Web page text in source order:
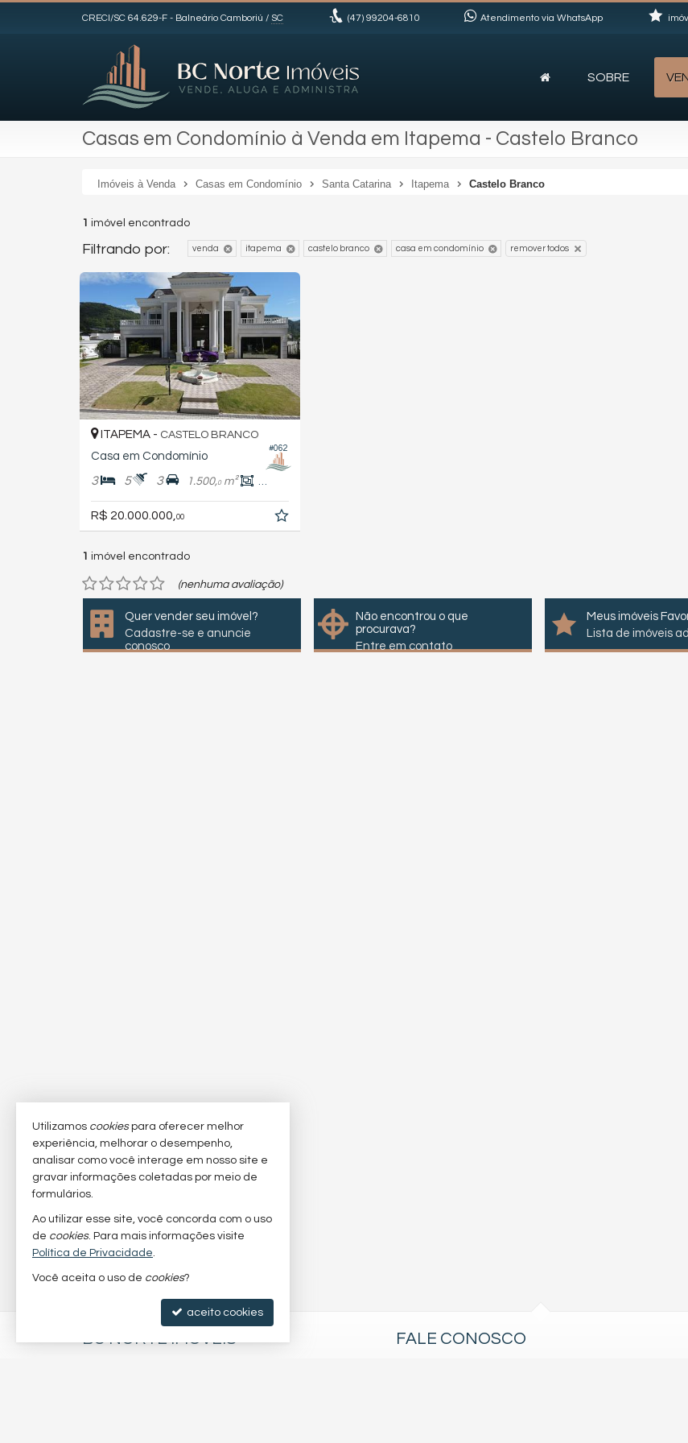
CRECI/SC 64.629-F - Balneário Camboriú / SC (47) 99204-6810 Atendimento via WhatsApp
SOBRE
Casas em Condomínio à Venda em Itapema - Castelo Branco
Imóveis à Venda Casas em Condomínio Santa Catarina Itapema Castelo Branco
1 imóvel encontrado
Filtrando por: venda itapema castelo branco casa em condomínio remover todos
#062
ITAPEMA - CASTELO BRANCO
Casa em Condomínio
3 5 3 1.500,0m² 700,
R$ 20.000.000, 00
1 imóvel encontrado
(nenhuma avaliação)
Quer vender seu imóvel?
Cadastre-se e anuncie
conosco
Não encontrou o que
procurava?
Entre em contato
Meus imóveis
Lista de imóveis
BC NORTE IMÓVEIS FALE CONOSCO
Utilizamos cookiespara oferecer melhor
experiência, melhorar o desempenho,
analisar como você interage em nosso site e
gravar informações coletadas por meio de
formulários.
Ao utilizar esse site, você concorda com o uso
de cookies. Para mais informações visite
Política de Privacidade.
Você aceita o uso de cookies?
aceito cookies